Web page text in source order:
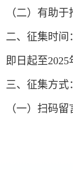
（二） 有助于
二、征集时间：
即日起至2025
三、征集方式：
（一）扫码